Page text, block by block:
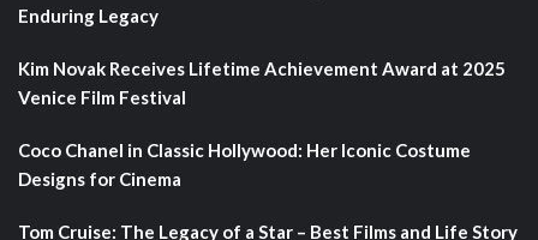
Enduring Legacy
Kim Novak Receives Lifetime Achievement Award at 2025
Venice Film Festival
Coco Chanel in Classic Hollywood: Her Iconic Costume
Designs for Cinema
Tom Cruise: The Legacy of a Star – Best Films and Life Story